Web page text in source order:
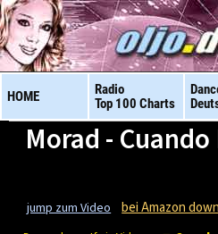
HOME
Radio
Top 100 Charts
Morad -
jump zum Video bei Amazon